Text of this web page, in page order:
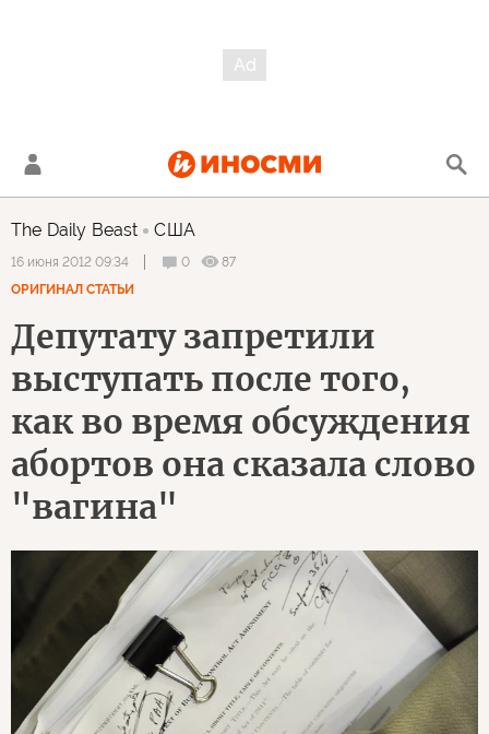
The Daily Beast США
16 июня 2012 09:34 0
87
ОРИГИНАЛ СТАТЬИ
Депутату запретили
выступать после того,
как во время обсуждения
абортов она сказала слово
"вагина"